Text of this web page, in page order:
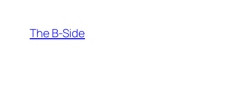
contenido
The B-Side